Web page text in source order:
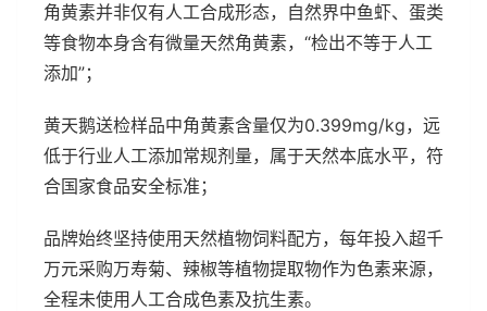
角黄素并非仅有人工合成形态，自然界中鱼虾、蛋类
等食物本身含有微量天然角黄素，“检出不等于人工
添加”；
黄天鹅送检样品中角黄素含量仅为0.399mg/kg，远
低于行业人工添加常规剂量，属于天然本底水平，符
合国家食品安全标准；
品牌始终坚持使用天然植物饲料配方，每年投入超千
万元采购万寿菊、辣椒等植物提取物作为色素来源，
全程未使用人工合成色素及抗生素。